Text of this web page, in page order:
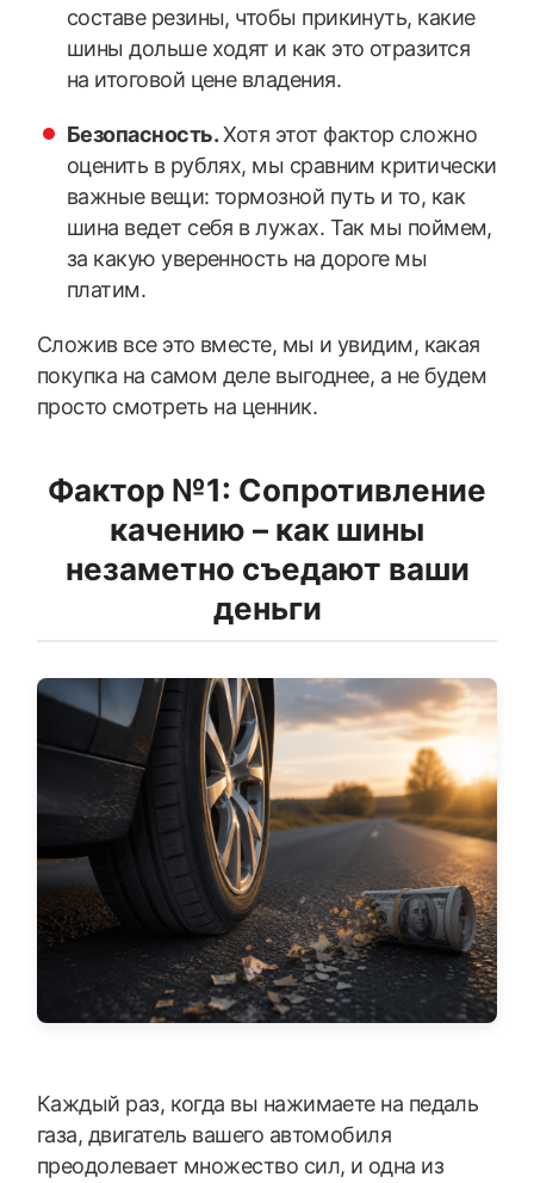
составе резины, чтобы прикинуть, какие
шины дольше ходят и как это отразится
на итоговой цене владения.
Безопасность.Хотя этот фактор сложно
оценить в рублях, мы сравним критически
важные вещи: тормозной путь и то, как
шина ведет себя в лужах. Так мы поймем,
за какую уверенность на дороге мы
платим.
Сложив все это вместе, мы и увидим, какая
покупка на самом деле выгоднее, а не будем
просто смотреть на ценник.
Фактор №1: Сопротивление
качению – как шины
незаметно съедают ваши
деньги
Каждый раз, когда вы нажимаете на педаль
газа, двигатель вашего автомобиля
преодолевает множество сил, и одна из